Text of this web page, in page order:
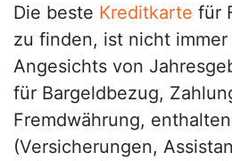
Die beste Kreditkarte für
zu finden, ist nicht immer
Angesichts von
für Bargeldbezug,
Fremdwährung,
(Versicherungen,